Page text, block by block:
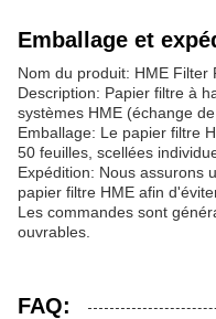
Emballage et
Nom du produit: HME Filter
Description: Papier filtre à
systèmes HME (échange
Emballage: Le papier filtre
50 feuilles, scellées
Expédition: Nous assurons
papier filtre HME afin
Les commandes sont
ouvrables.
FAQ: